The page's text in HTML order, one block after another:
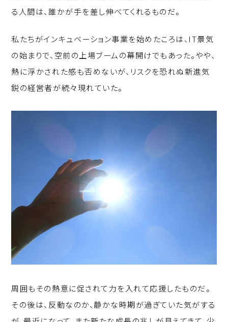
る人間は、誰かが手を差し伸べてくれるものだ。
私たちがインキュベーション事業を始めたころは、IT景気
の始まりで、空前の上場ブームの幕開けでもあった。やや、
熱に浮かされた感も否めないが、リスクを恐れぬ新進気
鋭の経営者が続々現れていた。
周囲もその熱意に促されて力を入れて応援したものだ。
その後は、反動なのか、静かな時期が過ぎていた気がする